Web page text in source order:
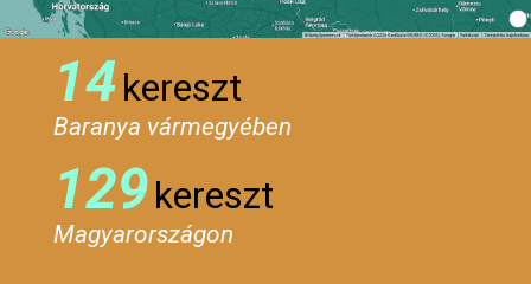
14kereszt
Baranya vármegyében
129kereszt
Magyarországon